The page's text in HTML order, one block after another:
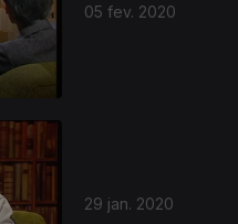
05 fev. 2020
29 jan. 2020